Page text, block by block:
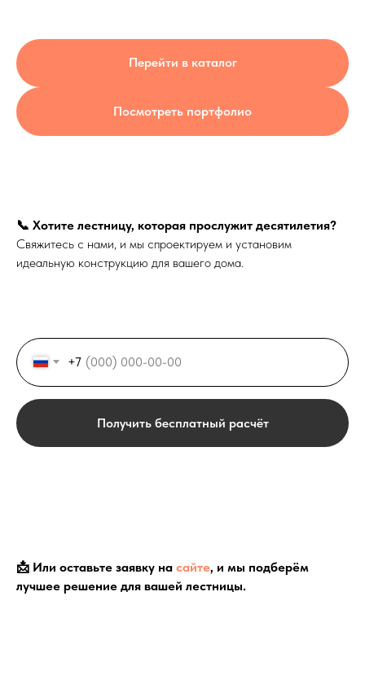
Перейти в каталог
Посмотреть портфолио
📞 Хотите лестницу, которая прослужит десятилетия?
Свяжитесь с нами, и мы спроектируем и установим
идеальную конструкцию для вашего дома.
+7
Получить бесплатный расчёт
📩 Или оставьте заявку на сайте, и мы подберём
лучшее решение для вашей лестницы.